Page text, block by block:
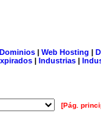
| Web Hosting |
| Industrias |
[Pág.